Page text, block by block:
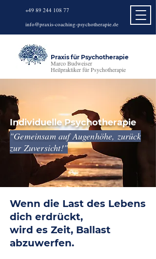
+49 89 244 108 77
info@praxis-coaching-psychotherapie.de
Praxis für Psychotherapie
Marco Budweiser
Heilpraktiker für Psychotherapie
Individuelle Psychotherapie
"Gemeinsam auf Augenhöhe, zurück
zur Zuversicht!"
Wenn die Last des Lebens
dich erdrückt,
wird es Zeit, Ballast
abzuwerfen.